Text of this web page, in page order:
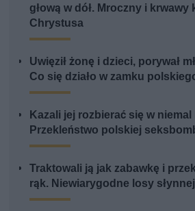
głową w dół. Mroczny i
Chrystusa
Uwięził żonę i dzieci, porywał
Co się działo w zamku
Kazali jej rozbierać się w
Przekleństwo polskiej
Traktowali ją jak zabawkę i
rąk. Niewiarygodne losy